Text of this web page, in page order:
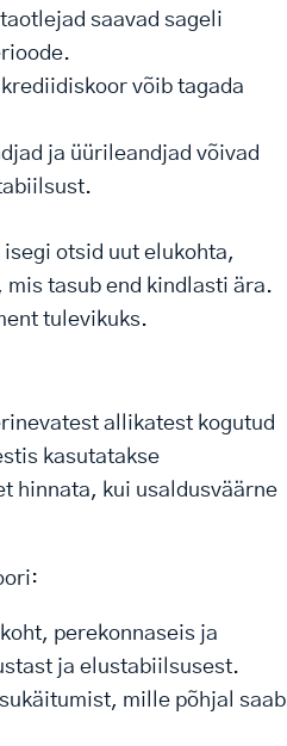
saavad sageli
krediidiskoor võib tagada
ja üürileandjad võivad
otsid uut elukohta,
tasub end kindlasti ära.
tulevikuks.
allikatest kogutud
kasutatakse
hinnata, kui usaldusväärne
perekonnaseis ja
ja elustabiilsusest.
mille põhjal saab